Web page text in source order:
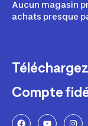
Aucun magasin
achats presque
Compte